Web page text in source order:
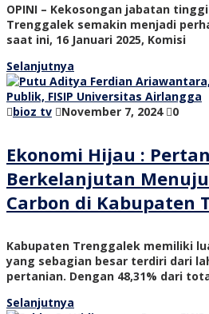
OPINI – Kekosongan jabatan
Trenggalek semakin menjadi
saat ini, 16 Januari 2025, Komisi
Selanjutnya
bioz tv November 7, 2024 0
Ekonomi Hijau :
Berkelanjutan
Carbon di Kabupaten
Kabupaten Trenggalek memiliki
yang sebagian besar terdiri dari
pertanian. Dengan 48,31% dari
Selanjutnya